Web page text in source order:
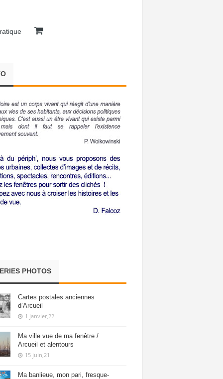
PHOTOS
Cartes postales anciennes
d’Arcueil
1 janvier,22
Ma ville vue de ma fenêtre /
Arcueil et alentours
15 juin,21
Ma banlieue, mon pari, fresque-